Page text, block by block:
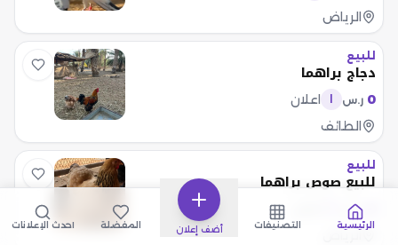
الرياض
للبيع
دجاج براهما
0 ر.س
اعلان
الطائف
للبيع
للبيع صوص براهما
ر.س
الرئيسية التصنيفات أضف إعلان المفضلة أحدث الإعلانات